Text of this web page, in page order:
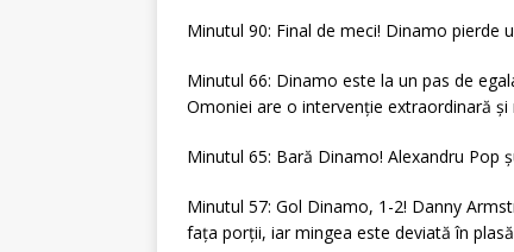
Minutul 90: Final de meci! Dinamo pierde
Minutul 66: Dinamo este la un pas de
Omoniei are o intervenție extraordinară și
Minutul 65: Bară Dinamo! Alexandru Pop
Minutul 57: Gol Dinamo, 1-2! Danny
fața porții, iar mingea este deviată în